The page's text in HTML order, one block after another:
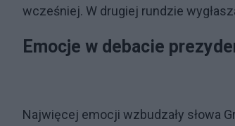
wcześniej. W drugiej rundzie
Emocje w debacie
Najwięcej emocji wzbudzały słowa